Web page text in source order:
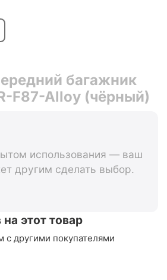
багажник
F87-Alloy (чёрный)
использования — ваш
другим сделать выбор.
этот товар
с другими покупателями